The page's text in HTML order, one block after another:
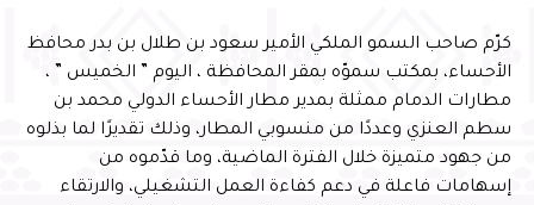
كرّم صاحب السمو الملكي الأمير سعود بن طلال بن بدر محافظ
الأحساء، بمكتب سموّه بمقر المحافظة ، اليوم ” الخميس ” ،
مطارات الدمام ممثلة بمدير مطار الأحساء الدولي محمد بن
سطم العنزي وعددًا من منسوبي المطار، وذلك تقديرًا لما بذلوه
من جهود متميزة خلال الفترة الماضية، وما قدّموه من
إسهامات فاعلة في دعم كفاءة العمل التشغيلي، والارتقاء